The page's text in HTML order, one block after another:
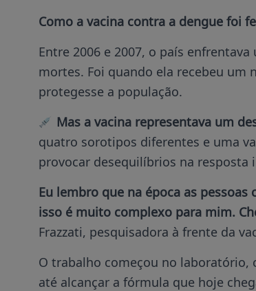
Como a vacina contra a dengue foi
Entre 2006 e 2007, o país
mortes. Foi quando ela recebeu um
protegesse a população.
Mas a vacina representava um
quatro sorotipos diferentes e uma
provocar desequilíbrios na resposta
Eu lembro que na época as
isso é muito complexo para mim.
Frazzati, pesquisadora à frente da
O trabalho começou no laboratório,
até alcançar a fórmula que hoje